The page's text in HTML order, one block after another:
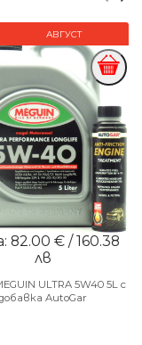
АВГУСТ
82.00 € / 160.38
лв
ULTRA 5W40 5L с
AutoGar